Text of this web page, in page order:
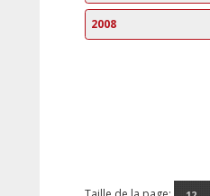
2008